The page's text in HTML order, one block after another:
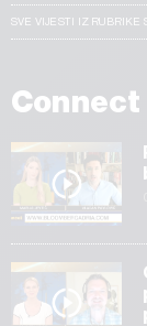
SVE VIJESTI IZ RUBRIKE
Connect